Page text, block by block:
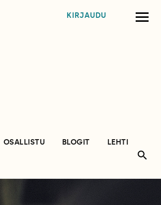
KIRJAUDU
OSALLISTU BLOGIT
LEHTI